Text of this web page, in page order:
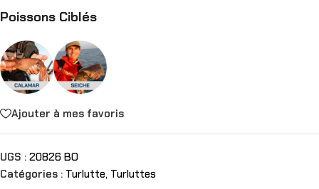
Poissons Ciblés
Ajouter à mes favoris
UGS : 20826 BO
Catégories : Turlutte, Turluttes